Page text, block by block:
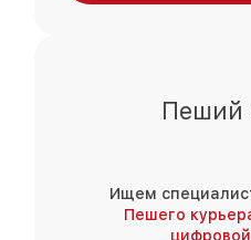
Пеший
Ищем
Пешего